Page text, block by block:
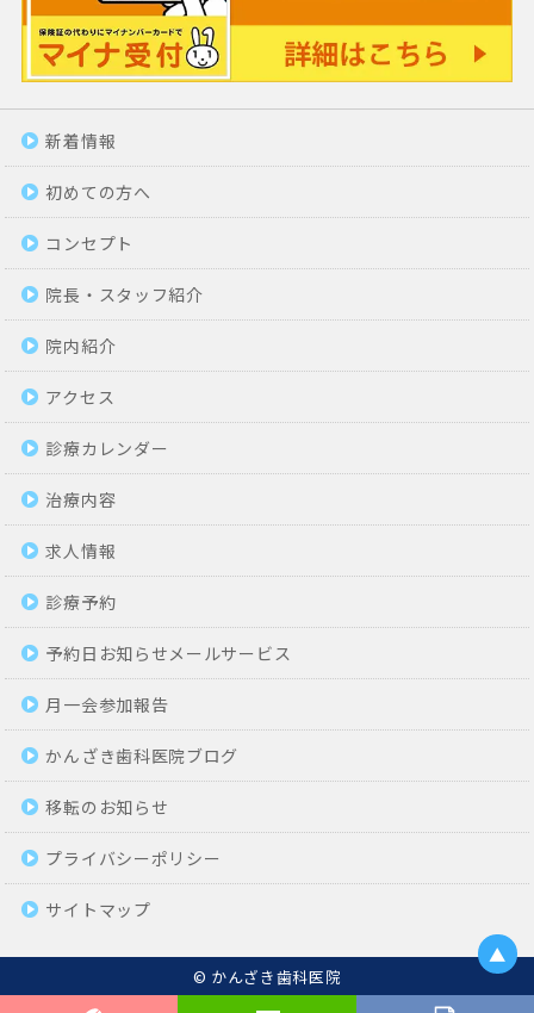
▲
新着情報
初めての方へ
コンセプト
院長・スタッフ紹介
院内紹介
アクセス
診療カレンダー
治療内容
求人情報
診療予約
予約日お知らせメールサービス
月一会参加報告
かんざき歯科医院ブログ
移転のお知らせ
プライバシーポリシー
サイトマップ
© かんざき歯科医院